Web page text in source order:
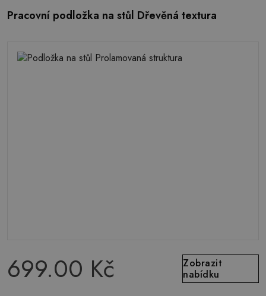
Pracovní podložka na stůl Dřevěná textura
699.00 Kč
Zobrazit
nabídku